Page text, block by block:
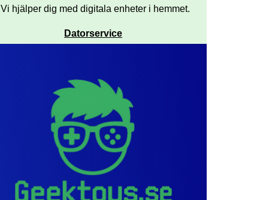
Vi hjälper dig med digitala enheter i hemmet.
Datorservice